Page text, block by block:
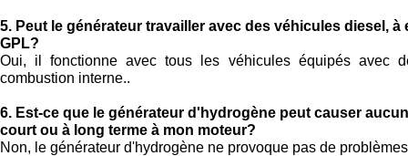
5. Peut le générateur travailler avec des véhicules diesel, à
GPL?
Oui, il fonctionne avec tous les véhicules équipés avec
combustion interne..
6. Est-ce que le générateur d'hydrogène peut causer
court ou à long terme à mon moteur?
Non, le générateur d'hydrogène ne provoque pas de